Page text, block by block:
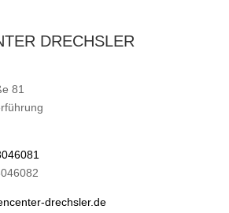
DRECHSLER
81
drechsler.de